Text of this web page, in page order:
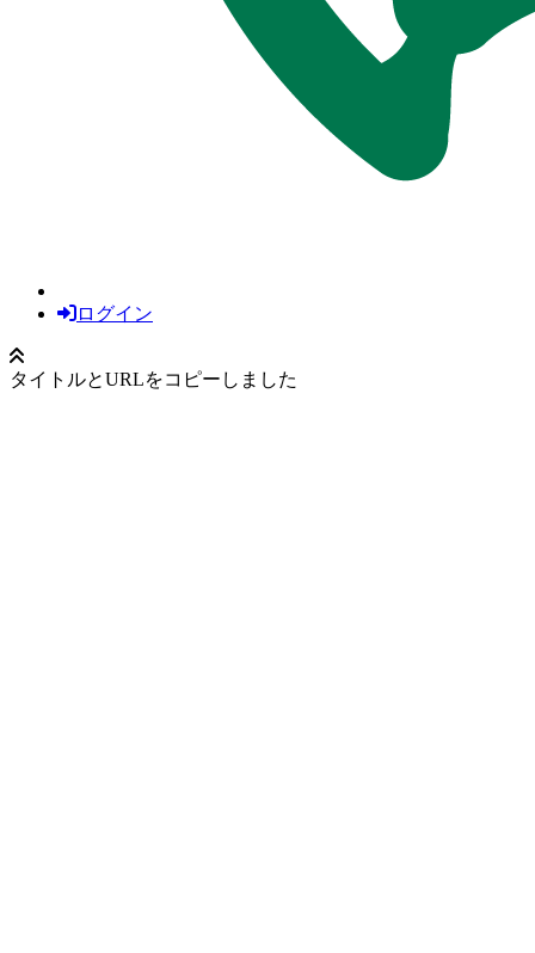
ログイン
タイトルとURLをコピーしました